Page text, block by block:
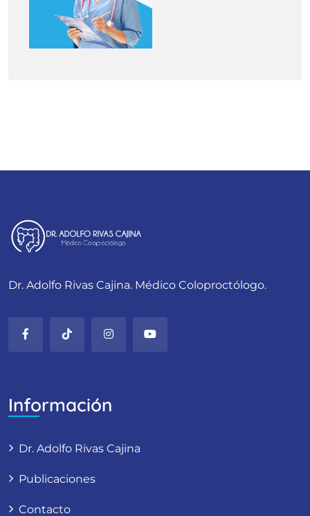
Dr. Adolfo Rivas Cajina. Médico Coloproctólogo.
Información
Dr. Adolfo Rivas Cajina
Publicaciones
Contacto